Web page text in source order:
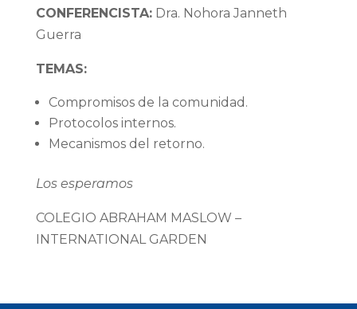
CONFERENCISTA:Dra. Nohora Janneth
Guerra
TEMAS:
Compromisos de la comunidad.
Protocolos internos.
Mecanismos del retorno.
Los esperamos
COLEGIO ABRAHAM MASLOW –
INTERNATIONAL GARDEN